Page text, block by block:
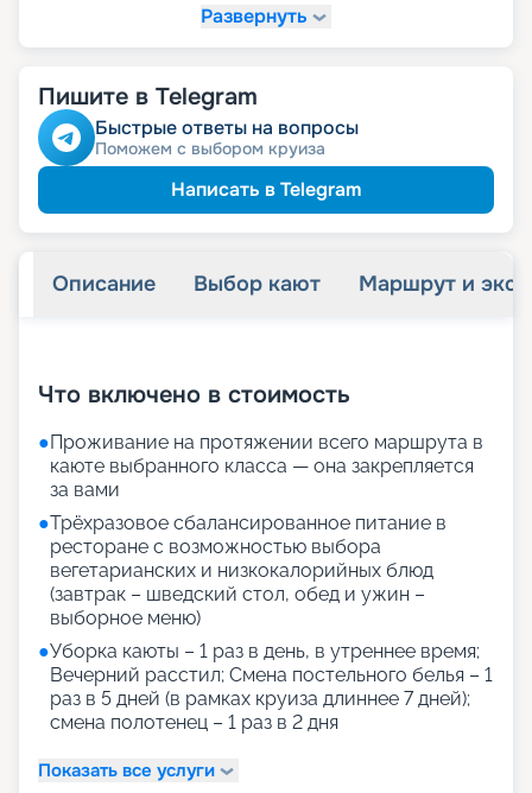
Скидка сотрудникам силовых
Скидкапенсионерам
Скидкаветеранам
Скидка многодетнымсемьям
Развернуть
Пишите в Telegram
Быстрые ответы на вопросы
Поможем с выбором круиза
Написать в Telegram
Описание Выбор кают Маршрут и
Что включено в стоимость
●Проживание на протяжении всего маршрута в
каюте выбранного класса — она закрепляется
за вами
●Трёхразовое сбалансированное питание в
ресторане с возможностью выбора
вегетарианских и низкокалорийных блюд
(завтрак – шведский стол, обед и ужин –
выборное меню)
●Уборка каюты – 1 раз в день, в утреннее время;
Вечерний расстил; Смена постельного белья – 1
раз в 5 дней (в рамках круиза длиннее 7 дней);
смена полотенец – 1 раз в 2 дня
Показать все услуги